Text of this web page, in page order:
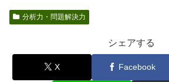
分析力・問題解決力
シェアする
X Facebook